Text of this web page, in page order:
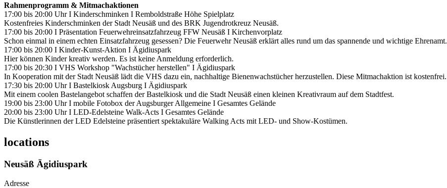
Rahmenprogramm & Mitmachaktionen
17:00 bis 20:00 Uhr I Kinderschminken I Remboldstraße Höhe Spielplatz
Kostenfreies Kinderschminken der Stadt Neusäß und des BRK Jugendrotkreuz Neusäß.
17:00 bis 20:00 I Präsentation Feuerwehreinsatzfahrzeug FFW Neusäß I Kirchenvorplatz
Schon einmal in einem echten Einsatzfahrzeug gesessen? Die Feuerwehr Neusäß erklärt alles rund um das spannende und wichtige Ehrenamt.
17:00 bis 20:00 I Kinder-Kunst-Aktion I Ägidiuspark
Hier können Kinder kreativ werden. Es ist keine Anmeldung erforderlich.
17:00 bis 20:30 I VHS Workshop "Wachstücher herstellen" I Ägidiuspark
In Kooperation mit der Stadt Neusäß lädt die VHS dazu ein, nachhaltige Bienenwachstücher herzustellen. Diese Mitmachaktion ist kostenfrei.
17:30 bis 20:00 Uhr I Bastelkiosk Augsburg I Ägidiuspark
Mit einem coolen Bastelangebot schaffen der Bastelkiosk und die Stadt Neusäß einen kleinen Kreativraum auf dem Stadtfest.
19:00 bis 23:00 Uhr I mobile Fotobox der Augsburger Allgemeine I Gesamtes Gelände
20:00 bis 23:00 Uhr I LED-Edelsteine Walk-Acts I Gesamtes Gelände
Die Künstlerinnen der LED Edelsteine präsentiert spektakuläre Walking Acts mit LED- und Show-Kostümen.
locations
Neusäß Ägidiuspark
Adresse